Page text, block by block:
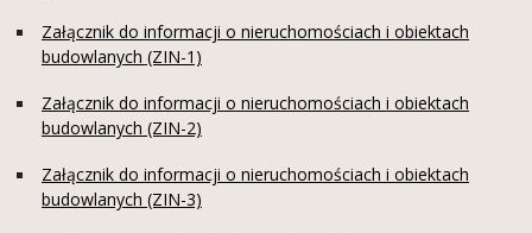
Załącznik do informacji o nieruchomościach i obiektach
budowlanych (ZIN-1)
Załącznik do informacji o nieruchomościach i obiektach
budowlanych (ZIN-2)
Załącznik do informacji o nieruchomościach i obiektach
budowlanych (ZIN-3)